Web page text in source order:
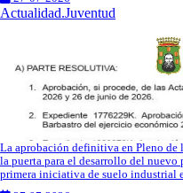
Actualidad.Juventud
La aprobación definitiva en Pleno de
la puerta para el desarrollo del
primera iniciativa de suelo industrial